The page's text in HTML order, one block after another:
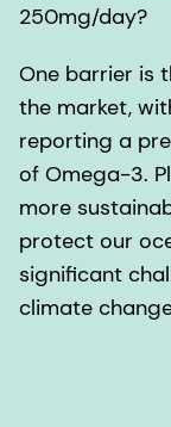
250mg/day?
One barrier is
the market,
reporting a
of Omega-3.
more
protect our
significant
climate